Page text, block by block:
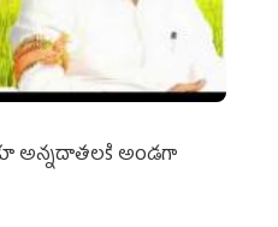
అన్నదాతలకి అండగా